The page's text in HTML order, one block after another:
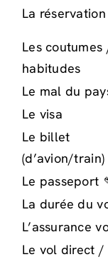
La réservation
Les coutumes
habitudes
Le mal du
Le visa
Le billet
(d’avion/train)
Le passeport
La durée du
L’assurance
Le vol direct /